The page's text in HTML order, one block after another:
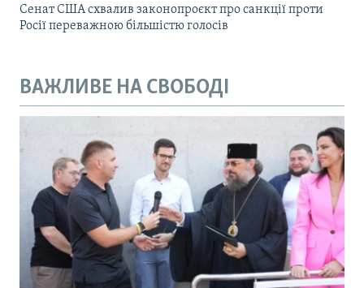
Cенат США схвалив законопроєкт про санкції проти
Росії переважною більшістю голосів
ВАЖЛИВЕ НА СВОБОДІ